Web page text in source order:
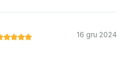
16 gru 2024